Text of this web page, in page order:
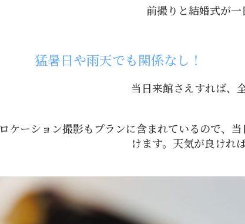
前撮りと結婚式が
猛暑日や雨天でも関係なし！
当日来館さえすれば、
ロケーション撮影もプランに含まれているので、
けます。天気が良けれ